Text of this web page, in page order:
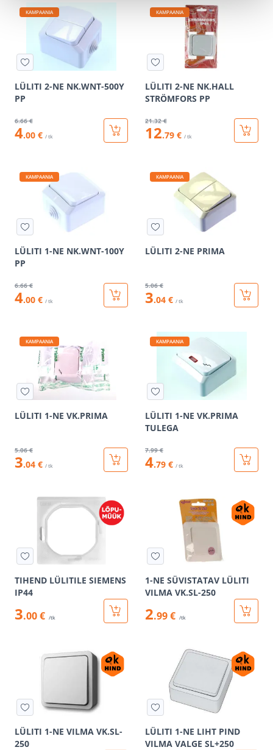
KAMPAANIA
LÜLITI 2-NE NK.WNT-500Y
PP
6.66 €
4.00 € / tk
KAMPAANIA
LÜLITI 2-NE NK.HALL
STRÖMFORS PP
21.32 €
12.79 € / tk
KAMPAANIA
LÜLITI 1-NE NK.WNT-100Y
PP
6.66 €
4.00 € / tk
KAMPAANIA
LÜLITI 2-NE PRIMA
5.06 €
3.04 € / tk
KAMPAANIA
LÜLITI 1-NE VK.PRIMA
5.06 €
3.04 € / tk
KAMPAANIA
LÜLITI 1-NE VK.PRIMA
TULEGA
7.99 €
4.79 € / tk
TIHEND LÜLITILE SIEMENS
IP44
3.00 € /tk
1-NE SÜVISTATAV LÜLITI
VILMA VK.SL-250
2.99 € /tk
LÜLITI 1-NE VILMA VK.SL-
250
LÜLITI 1-NE LIHT PIND
VILMA VALGE SL+250